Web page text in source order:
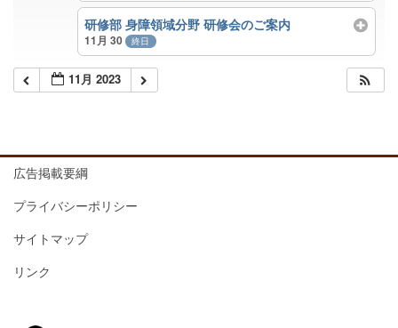
研修部 身障領域分野 研修会のご案内
11月 30 終日
11月 2023
広告掲載要綱
プライバシーポリシー
サイトマップ
リンク